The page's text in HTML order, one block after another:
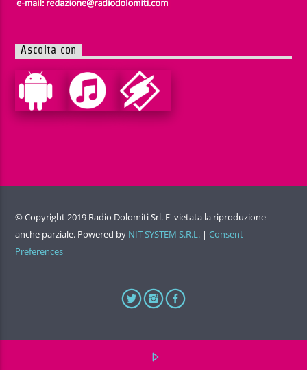
Ascolta con
© Copyright 2019 Radio Dolomiti Srl. E' vietata la riproduzione
anche parziale. Powered by NIT SYSTEM S.R.L. | Consent
Preferences